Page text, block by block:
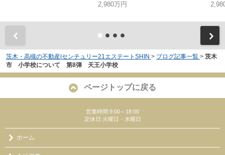
2,980万円
茨木・高槻の不動産|センチュリー21エステートSHIN > ブログ記事一覧 > 茨木
市 小学校について 第8弾 天王小学校
ページトップに戻る
営業時間:9:00～18:00
定休日:火曜日・水曜日
ホーム